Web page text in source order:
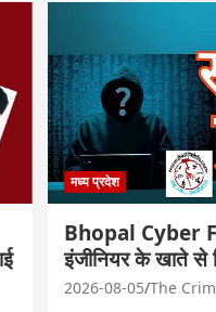
मध्य प्रदेश
Bhopal Cyber
इंजीनियर के खाते से
2026-08-05 The